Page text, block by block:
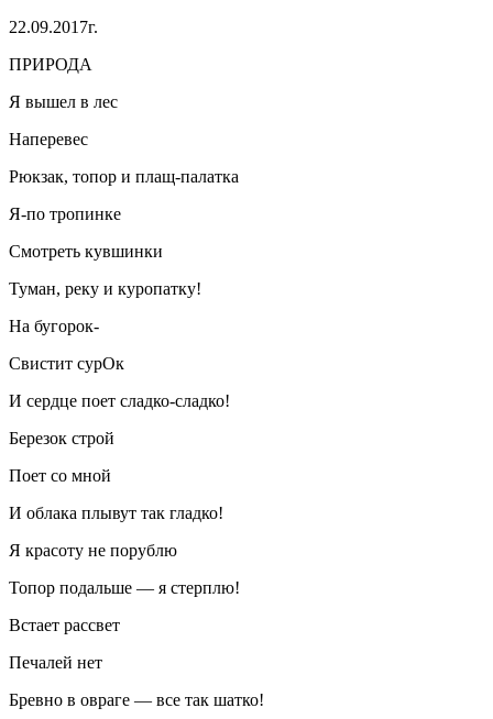
22.09.2017г.
ПРИРОДА
Я вышел в лес
Наперевес
Рюкзак, топор и плащ-палатка
Я-по тропинке
Смотреть кувшинки
Туман, реку и куропатку!
На бугорок-
Свистит сурОк
И сердце поет сладко-сладко!
Березок строй
Поет со мной
И облака плывут так гладко!
Я красоту не порублю
Топор подальше — я стерплю!
Встает рассвет
Печалей нет
Бревно в овраге — все так шатко!